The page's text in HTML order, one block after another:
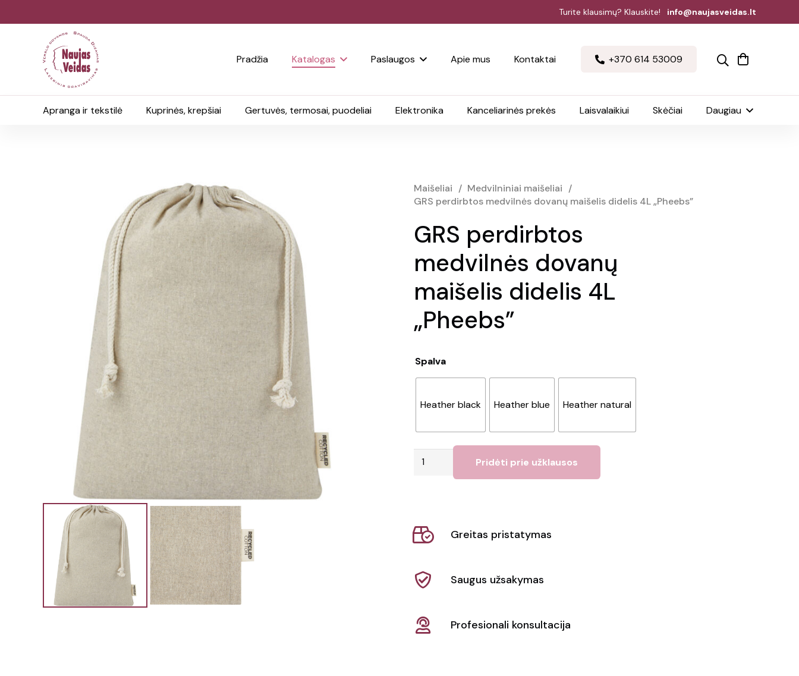
Turite klausimų? Klauskite! info@naujasveidas.lt
Pradžia Katalogas Paslaugos Apie mus Kontaktai +370 614 53009
Apranga ir tekstilė Kuprinės, krepšiai Gertuvės, termosai, puodeliai Elektronika Kanceliarinės prekės Laisvalaikiui Skėčiai Daugiau
Maišeliai / Medvilniniai maišeliai /
GRS perdirbtos medvilnės dovanų maišelis didelis 4L „Pheebs”
GRS perdirbtos
medvilnės dovanų
maišelis didelis 4L
„Pheebs”
Spalva
Heather black Heather blue Heather natural
produkto
dovanų
didelis
4L
Pridėti prie užklausos
Greitas pristatymas
Saugus užsakymas
Profesionali konsultacija